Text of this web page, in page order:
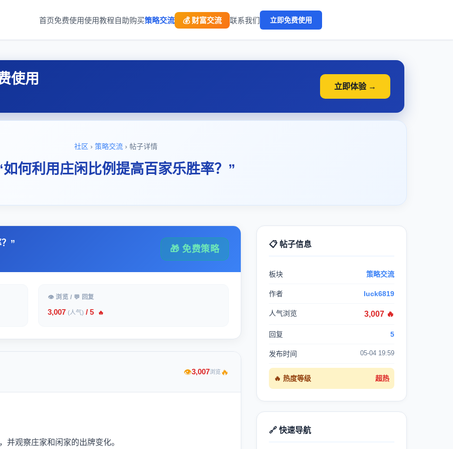
首页免费使用使用教程自助购买策略交流 💰 财富交流 联系我们 立即免费使用
使用 立即体验 →
社区 › 策略交流 › 帖子详情
如何利用庄闲比例提高百家乐胜率？”
”
🎁 免费策略
👁 浏览 / 💬 回复
3,007 (人气) / 5 🔥
👁3,007浏览🔥
并观察庄家和闲家的出牌变化。
📋 帖子信息
板块 策略交流
作者 luck6819
人气浏览 3,007 🔥
回复 5
发布时间 05-04 19:59
🔥 热度等级 超热
🔗 快速导航